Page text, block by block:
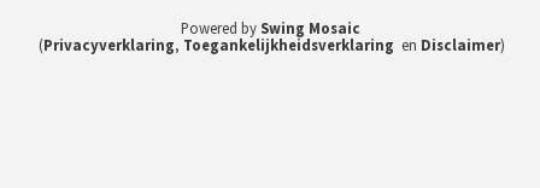
Powered by Swing Mosaic
(Privacyverklaring, Toegankelijkheidsverklaring en Disclaimer)